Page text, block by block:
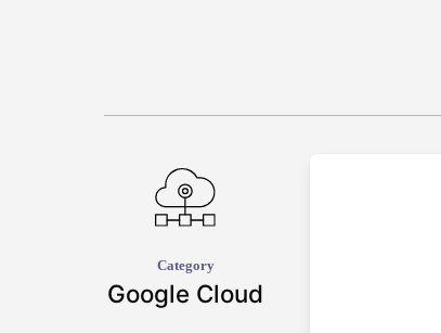
Category
Google Cloud